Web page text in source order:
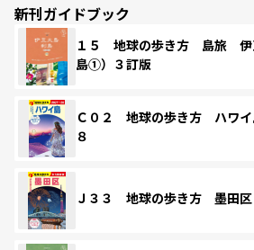
新刊ガイドブック
１５ 地球の歩き方 島旅 伊
島①）３訂版
Ｃ０２ 地球の歩き方 ハワ
８
Ｊ３３ 地球の歩き方 墨田区